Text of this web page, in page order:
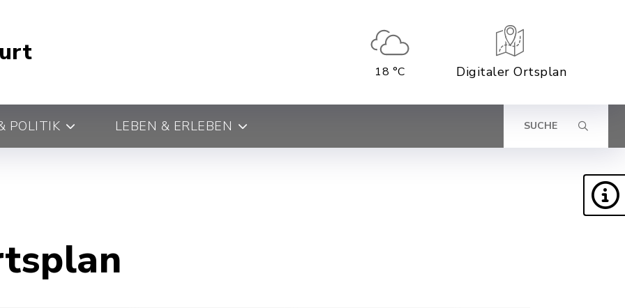
18 °C Digitaler Ortsplan
POLITIK LEBEN & ERLEBEN SUCHE